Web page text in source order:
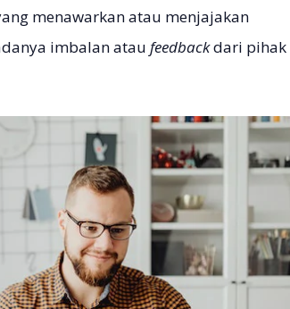
menawarkan atau menjajakan
imbalan atau feedbackdari pihak